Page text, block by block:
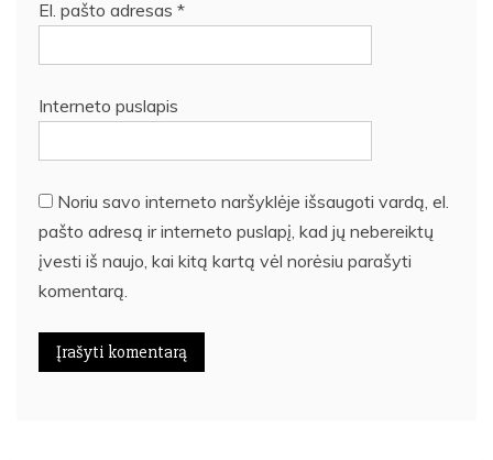
El. pašto adresas *
Interneto puslapis
Noriu savo interneto naršyklėje išsaugoti vardą, el.
pašto adresą ir interneto puslapį, kad jų nebereiktų
įvesti iš naujo, kai kitą kartą vėl norėsiu parašyti
komentarą.